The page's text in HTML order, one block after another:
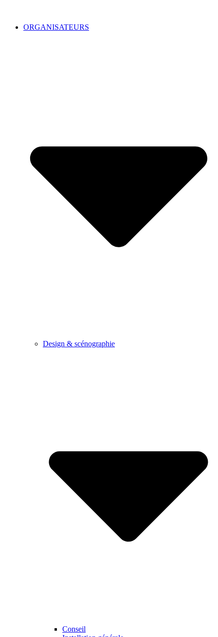
ORGANISATEURS
Design & scénographie
Conseil